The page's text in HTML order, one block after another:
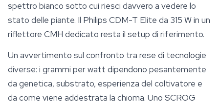
spettro bianco sotto cui riesci davvero a vedere lo
stato delle piante. Il Philips CDM-T Elite da 315 W in un
riflettore CMH dedicato resta il setup di riferimento.
Un avvertimento sul confronto tra rese di tecnologie
diverse: i grammi per watt dipendono pesantemente
da genetica, substrato, esperienza del coltivatore e
da come viene addestrata la chioma. Uno SCROG